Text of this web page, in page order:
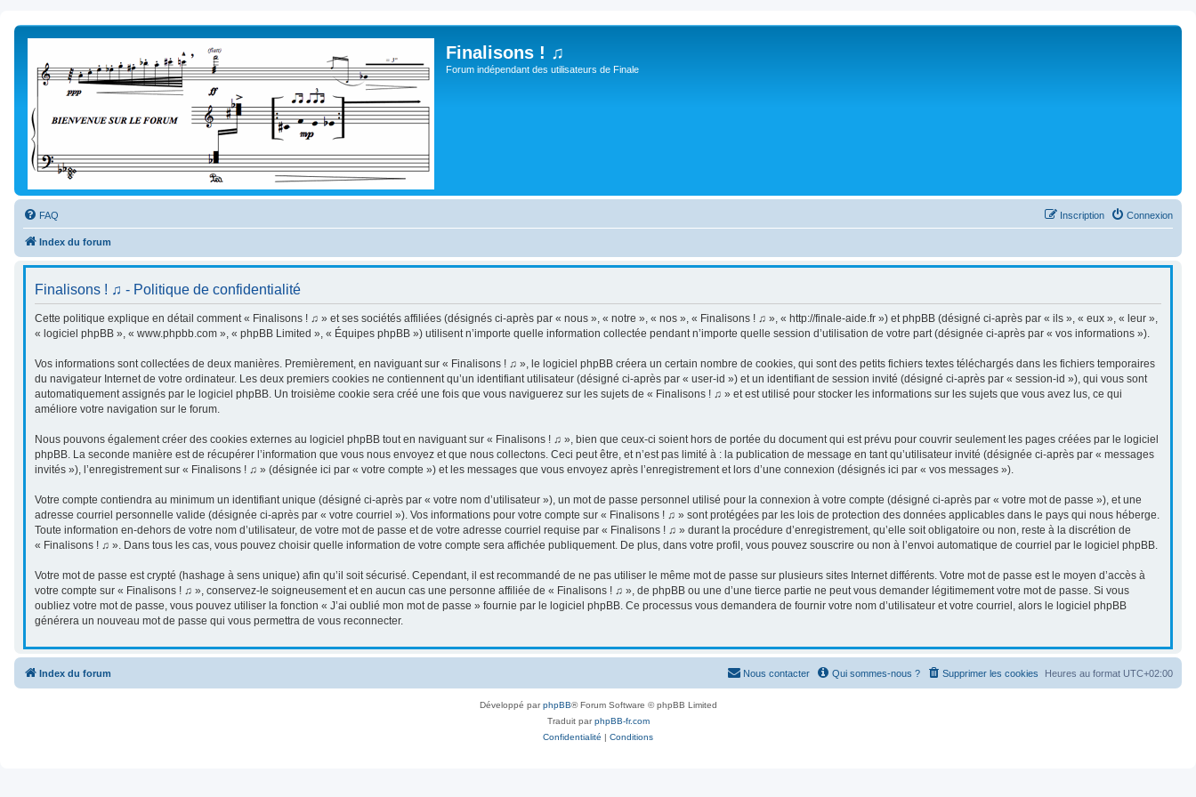
Finalisons ! ♫
Forum indépendant des utilisateurs de Finale
FAQ Connexion
Inscription
Index du forum
Finalisons ! ♫ - Politique de confidentialité
Cette politique explique en détail comment « Finalisons ! ♫ » et ses sociétés affiliées (désignés ci-après par « nous », « notre », « nos », « Finalisons ! ♫ », « http://finale-aide.fr ») et phpBB (désigné ci-après par « ils », « eux », « leur »,
« logiciel phpBB », « www.phpbb.com », « phpBB Limited », « Équipes phpBB ») utilisent n’importe quelle information collectée pendant n’importe quelle session d’utilisation de votre part (désignée ci-après par « vos informations »).
Vos informations sont collectées de deux manières. Premièrement, en naviguant sur « Finalisons ! ♫ », le logiciel phpBB créera un certain nombre de cookies, qui sont des petits fichiers textes téléchargés dans les fichiers temporaires
du navigateur Internet de votre ordinateur. Les deux premiers cookies ne contiennent qu’un identifiant utilisateur (désigné ci-après par « user-id ») et un identifiant de session invité (désigné ci-après par « session-id »), qui vous sont
automatiquement assignés par le logiciel phpBB. Un troisième cookie sera créé une fois que vous naviguerez sur les sujets de « Finalisons ! ♫ » et est utilisé pour stocker les informations sur les sujets que vous avez lus, ce qui
améliore votre navigation sur le forum.
Nous pouvons également créer des cookies externes au logiciel phpBB tout en naviguant sur « Finalisons ! ♫ », bien que ceux-ci soient hors de portée du document qui est prévu pour couvrir seulement les pages créées par le logiciel
phpBB. La seconde manière est de récupérer l’information que vous nous envoyez et que nous collectons. Ceci peut être, et n’est pas limité à : la publication de message en tant qu’utilisateur invité (désignée ci-après par « messages
invités »), l’enregistrement sur « Finalisons ! ♫ » (désignée ici par « votre compte ») et les messages que vous envoyez après l’enregistrement et lors d’une connexion (désignés ici par « vos messages »).
Votre compte contiendra au minimum un identifiant unique (désigné ci-après par « votre nom d’utilisateur »), un mot de passe personnel utilisé pour la connexion à votre compte (désigné ci-après par « votre mot de passe »), et une
adresse courriel personnelle valide (désignée ci-après par « votre courriel »). Vos informations pour votre compte sur « Finalisons ! ♫ » sont protégées par les lois de protection des données applicables dans le pays qui nous héberge.
Toute information en-dehors de votre nom d’utilisateur, de votre mot de passe et de votre adresse courriel requise par « Finalisons ! ♫ » durant la procédure d’enregistrement, qu’elle soit obligatoire ou non, reste à la discrétion de
« Finalisons ! ♫ ». Dans tous les cas, vous pouvez choisir quelle information de votre compte sera affichée publiquement. De plus, dans votre profil, vous pouvez souscrire ou non à l’envoi automatique de courriel par le logiciel phpBB.
Votre mot de passe est crypté (hashage à sens unique) afin qu’il soit sécurisé. Cependant, il est recommandé de ne pas utiliser le même mot de passe sur plusieurs sites Internet différents. Votre mot de passe est le moyen d’accès à
votre compte sur « Finalisons ! ♫ », conservez-le soigneusement et en aucun cas une personne affiliée de « Finalisons ! ♫ », de phpBB ou une d’une tierce partie ne peut vous demander légitimement votre mot de passe. Si vous
oubliez votre mot de passe, vous pouvez utiliser la fonction « J’ai oublié mon mot de passe » fournie par le logiciel phpBB. Ce processus vous demandera de fournir votre nom d’utilisateur et votre courriel, alors le logiciel phpBB
générera un nouveau mot de passe qui vous permettra de vous reconnecter.
Index du forum Heures au format UTC+02:00
Supprimer les cookies
Qui sommes-nous ?
Nous contacter
Développé parphpBB® Forum Software © phpBB Limited
Traduit parphpBB-fr.com
Confidentialité | Conditions